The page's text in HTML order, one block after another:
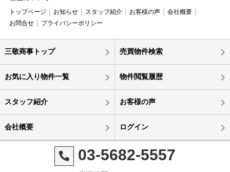
トップページ お知らせ スタッフ紹介 お客様の声
会社概要
お問合せ
プライバシーポリシー
三敬商事トップ 売買物件検索
お気に入り物件一覧 物件閲覧履歴
スタッフ紹介 お客様の声
会社概要 ログイン
03-5682-5557